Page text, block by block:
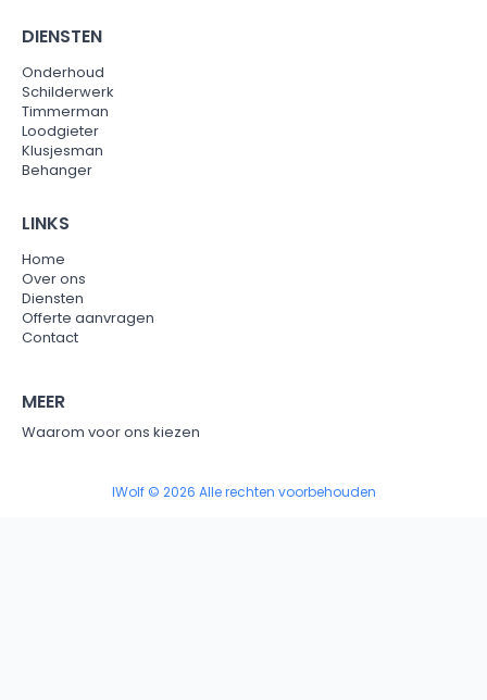
DIENSTEN
Onderhoud
Schilderwerk
Timmerman
Loodgieter
Klusjesman
Behanger
LINKS
Home
Over ons
Diensten
Offerte aanvragen
Contact
MEER
Waarom voor ons kiezen
IWolf © 2026 Alle rechten voorbehouden